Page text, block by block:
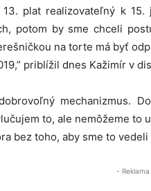
plat realizovateľný k
potom by sme chceli
na torte má byť
priblížil dnes Kažimír v
mechanizmus.
to, ale nemôžeme to
bez toho, aby sme to
-